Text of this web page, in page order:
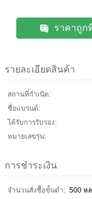
ราคาถูก
รายละเอียดสินค้า
สถานที่กำเนิด:
ชื่อแบรนด์:
ได้รับการรับรอง:
หมายเลขรุ่น:
การชำระเงิน
จำนวนสั่งซื้อขั้นต่ำ: 500 ห